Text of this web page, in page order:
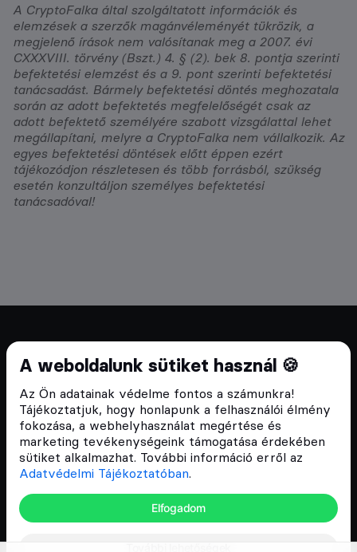
A weboldalunk sütiket használ 🍪
Az Ön adatainak védelme fontos a számunkra!
Tájékoztatjuk, hogy honlapunk a felhasználói élmény
fokozása, a webhelyhasználat megértése és
marketing tevékenységeink támogatása érdekében
sütiket alkalmazhat. További információ erről az
Adatvédelmi Tájékoztatóban.
Elfogadom
A CryptoFalka által szolgáltatott információk és
elemzések a szerzők magánvéleményét tükrözik, a
megjelenő írások nem valósítanak meg a 2007. évi
CXXXVIII. törvény (Bszt.) 4. § (2). bek 8. pontja szerinti
befektetési elemzést és a 9. pont szerinti befektetési
tanácsadást. Bármely befektetési döntés meghozatala
során az adott befektetés megfelelőségét csak az
adott befektető személyére szabott vizsgálattal lehet
megállapítani, melyre a CryptoFalka nem vállalkozik. Az
egyes befektetési döntések előtt éppen ezért
tájékozódjon részletesen és több forrásból, szükség
esetén konzultáljon személyes befektetési
tanácsadóval!
Cryptofalka 2018 óta
Szívünkön viseljük a blokklánc technológia
népszerűsítését Magyarországon, ezért 2018 óta a
Cryptofalka célja, hogy biztosítsa a hazai közösség
és vállalatok digitális oktatását és fejlődését.
Oldalak